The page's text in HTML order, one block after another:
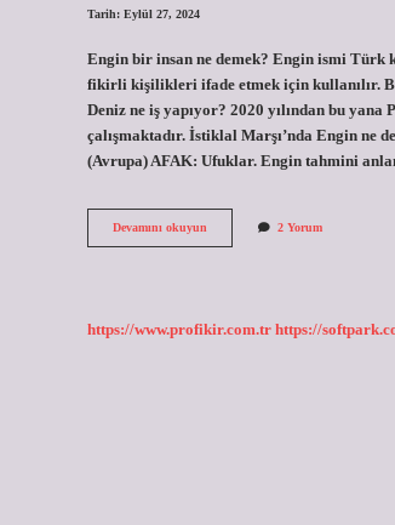
Tarih: Eylül 27, 2024
Engin bir insan ne demek? Engin ismi Türk
fikirli kişilikleri ifade etmek için kullanılır.
Deniz ne iş yapıyor? 2020 yılından bu
çalışmaktadır. İstiklal Marşı’nda Engin ne
(Avrupa) AFAK: Ufuklar. Engin tahmini
Devamını okuyun
Deniz
2 Yorum
https://www.profikir.com.tr https://